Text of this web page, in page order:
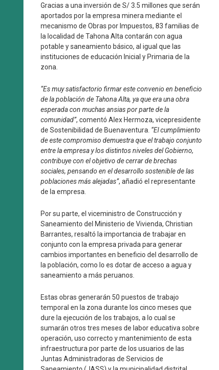
Gracias a una inversión de S/ 3.5 millones que serán
aportados por la empresa minera mediante el
mecanismo de Obras por Impuestos, 83 familias de
la localidad de Tahona Alta contarán con agua
potable y saneamiento básico, al igual que las
instituciones de educación Inicial y Primaria de la
zona.
“Es muy satisfactorio firmar este convenio en beneficio
de la población de Tahona Alta, ya que era una obra
esperada con muchas ansias por parte de la
comunidad”, comentó Alex Hermoza, vicepresidente
de Sostenibilidad de Buenaventura. “El cumplimiento
de este compromiso demuestra que el trabajo conjunto
entre la empresa y los distintos niveles del Gobierno,
contribuye con el objetivo de cerrar de brechas
sociales, pensando en el desarrollo sostenible de las
poblaciones más alejadas”, añadió el representante
de la empresa.
Por su parte, el viceministro de Construcción y
Saneamiento del Ministerio de Vivienda, Christian
Barrantes, resaltó la importancia de trabajar en
conjunto con la empresa privada para generar
cambios importantes en beneficio del desarrollo de
la población, como lo es dotar de acceso a agua y
saneamiento a más peruanos.
Estas obras generarán 50 puestos de trabajo
temporal en la zona durante los cinco meses que
dure la ejecución de los trabajos, a lo cual se
sumarán otros tres meses de labor educativa sobre
operación, uso correcto y mantenimiento de esta
infraestructura por parte de los usuarios de las
Juntas Administradoras de Servicios de